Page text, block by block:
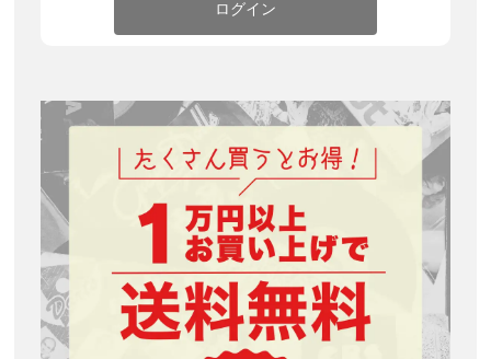
ログイン